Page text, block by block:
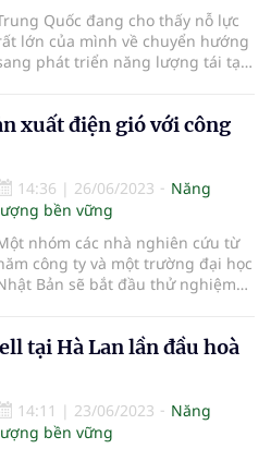
Quốc đang cho thấy nỗ lực
lớn của mình về chuyển hướng
phát triển năng lượng tái tạo
xuất điện gió với công
14:36 | 26/06/2023
Năng
bền vững
nhóm các nhà nghiên cứu từ
công ty và một trường đại học
Bản sẽ bắt đầu thử nghiệm
giảm một nửa chi phí xây dựng
tại Hà Lan lần đầu hoà
14:11 | 23/06/2023
Năng
bền vững